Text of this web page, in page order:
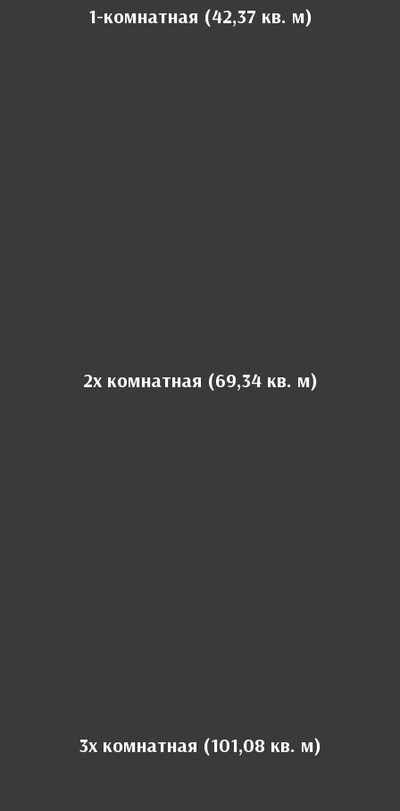
1-комнатная (42,37 кв. м)
2х комнатная (69,34 кв. м)
3х комнатная (101,08 кв. м)